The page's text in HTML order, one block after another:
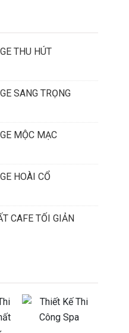
THU HÚT
SANG TRỌNG
MỘC MẠC
HOÀI CỔ
CAFE TỐI GIẢN